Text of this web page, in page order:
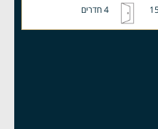
4 חדרים